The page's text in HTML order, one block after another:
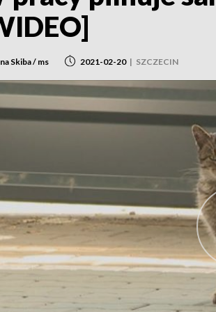
Skiba / ms 2021-02-20 | SZCZECIN